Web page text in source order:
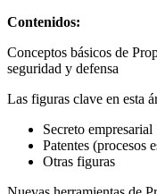
Contenidos:
Conceptos básicos de
seguridad y defensa
Las figuras clave en esta
Secreto empresarial
Patentes (procesos
Otras figuras